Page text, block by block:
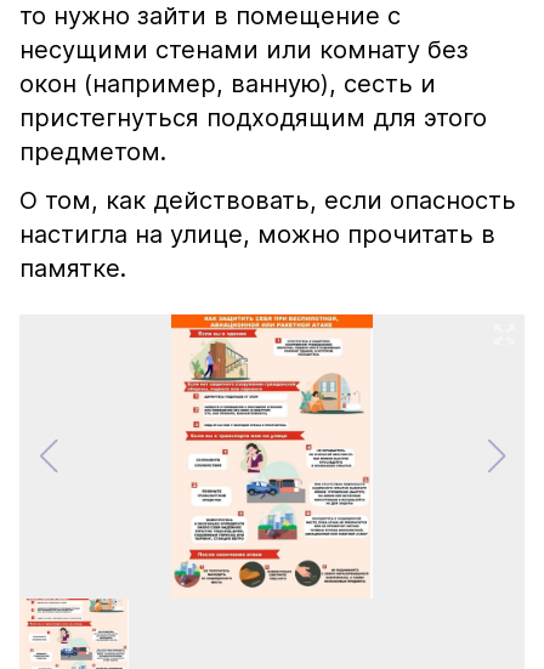
то нужно зайти в помещение с
несущими стенами или комнату без
окон (например, ванную), сесть и
пристегнуться подходящим для этого
предметом.
О том, как действовать, если опасность
настигла на улице, можно прочитать в
памятке.